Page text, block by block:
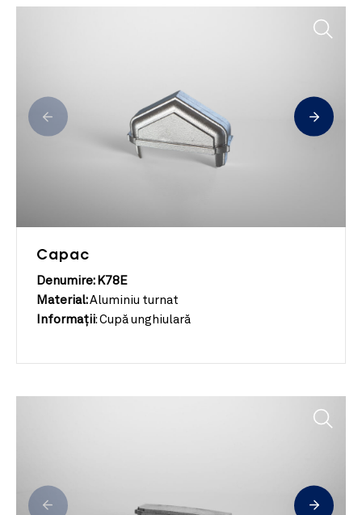
Capac
Denumire: K78E
Material: Aluminiu turnat
Informații: Cupă unghiulară